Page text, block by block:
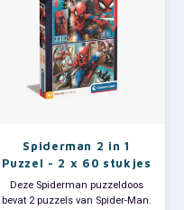
Spiderman 2 in 1
Puzzel - 2 x 60 stukjes
- Clementoni
Deze Spiderman puzzeldoos
bevat 2 puzzels van Spider-Man.